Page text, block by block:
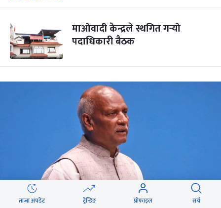
माओवादी केन्द्रले स्थगित गर्‍यो
पदाधिकारी बैठक
ताजा अपडेट ट्रेन्डिङ प्रोफाइल सर्च